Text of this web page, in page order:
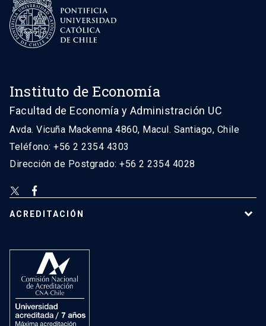
Instituto de Economía
Facultad de Economía y Administración UC
Avda. Vicuña Mackenna 4860, Macul. Santiago, Chile
Teléfono: +56 2 2354 4303
Dirección de Postgrado: +56 2 2354 4028
ACREDITACIÓN